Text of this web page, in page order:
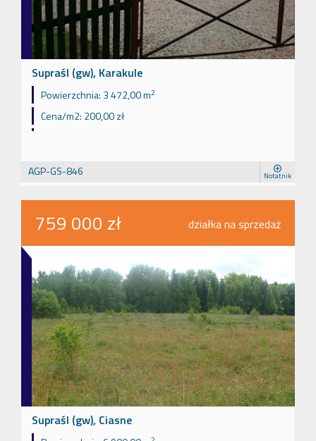
Supraśl (gw), Karakule
Powierzchnia: 3 472,00 m2
Cena/m2: 200,00 zł
AGP-GS-846 Notatnik
759 000 zł działka na sprzedaż
Supraśl (gw), Ciasne